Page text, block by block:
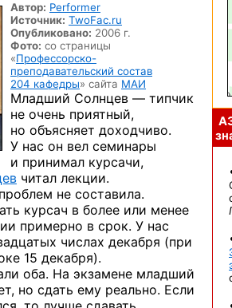
Автор: Performer
Источник: TwoFac.ru
Опубликовано: 2006 г.
Фото: со страницы
«Профессорско-
преподавательский состав
204 кафедры» сайта МАИ
Младший Солнцев — типчик
не очень приятный,
но объясняет доходчиво.
У нас он вел семинары
и принимал курсачи,
читал лекции.
не составила.
курсач в более или менее
примерно в срок. У нас
числах декабря (при
15 декабря).
оба. На экзамене младший
но сдать ему реально. Если